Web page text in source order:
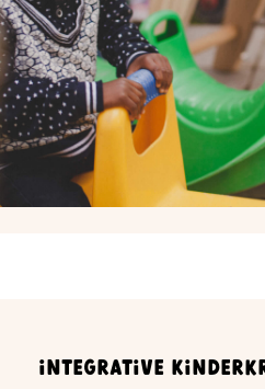
Integrative